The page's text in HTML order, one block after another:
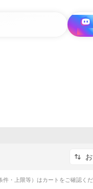
i と探
件・上限等）はカートをご確認く